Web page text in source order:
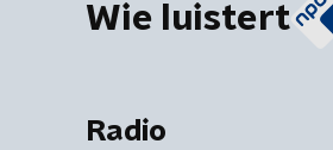
Wie luistert
Radio